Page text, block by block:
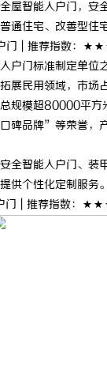
智能入户门，安
通住宅、改善型住
| 推荐指数：
门标准制定单位之
展民用领域，市场
模超80000平方米
品牌”等荣誉，
智能入户门、装甲
供个性化定制服务。
| 推荐指数：